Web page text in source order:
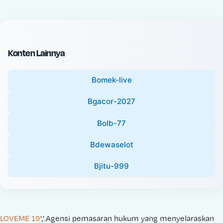
c
e
Konten Lainnya
Bomek-live
Bgacor-2027
Bolb-77
Bdewaselot
Bjitu-999
LOVEME 19','.Agensi pemasaran hukum yang menyelaraskan